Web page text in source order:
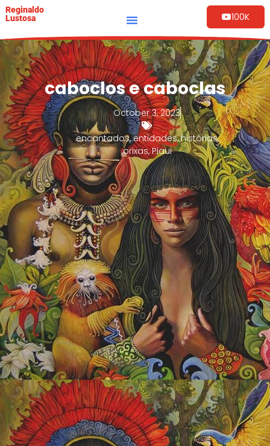
Reginaldo
Lustosa
100K
caboclos e caboclas
October 3, 2023
encantados,entidades,histórias,
orixas,Piaui